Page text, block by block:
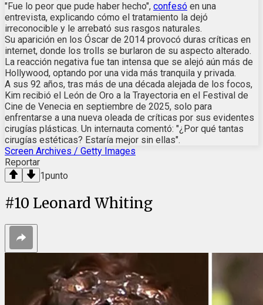
"Fue lo peor que pude haber hecho", confesó en una
entrevista, explicando cómo el tratamiento la dejó
irreconocible y le arrebató sus rasgos naturales.
Su aparición en los Óscar de 2014 provocó duras críticas en
internet, donde los trolls se burlaron de su aspecto alterado.
La reacción negativa fue tan intensa que se alejó aún más de
Hollywood, optando por una vida más tranquila y privada.
A sus 92 años, tras más de una década alejada de los focos,
Kim recibió el León de Oro a la Trayectoria en el Festival de
Cine de Venecia en septiembre de 2025, solo para
enfrentarse a una nueva oleada de críticas por sus evidentes
cirugías plásticas. Un internauta comentó: "¿Por qué tantas
cirugías estéticas? Estaría mejor sin ellas".
Screen Archives / Getty Images
Reportar
1punto
#10 Leonard Whiting